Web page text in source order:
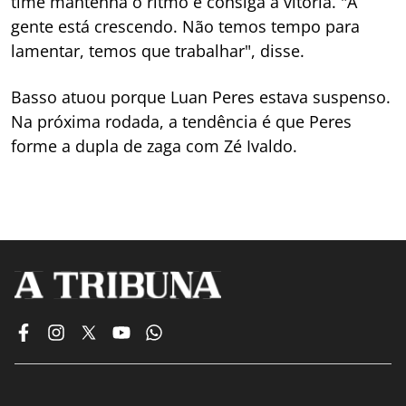
gente está crescendo. Não temos tempo para
lamentar, temos que trabalhar", disse.
Basso atuou porque Luan Peres estava suspenso.
Na próxima rodada, a tendência é que Peres
forme a dupla de zaga com Zé Ivaldo.